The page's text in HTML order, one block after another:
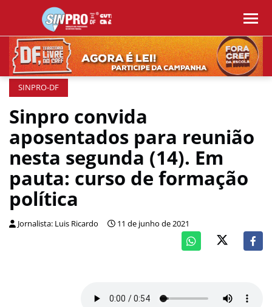
SINPRO-DF
Sinpro convida
aposentados para reunião
nesta segunda (14). Em
pauta: curso de formação
política
Jornalista: Luis Ricardo 11 de junho de 2021